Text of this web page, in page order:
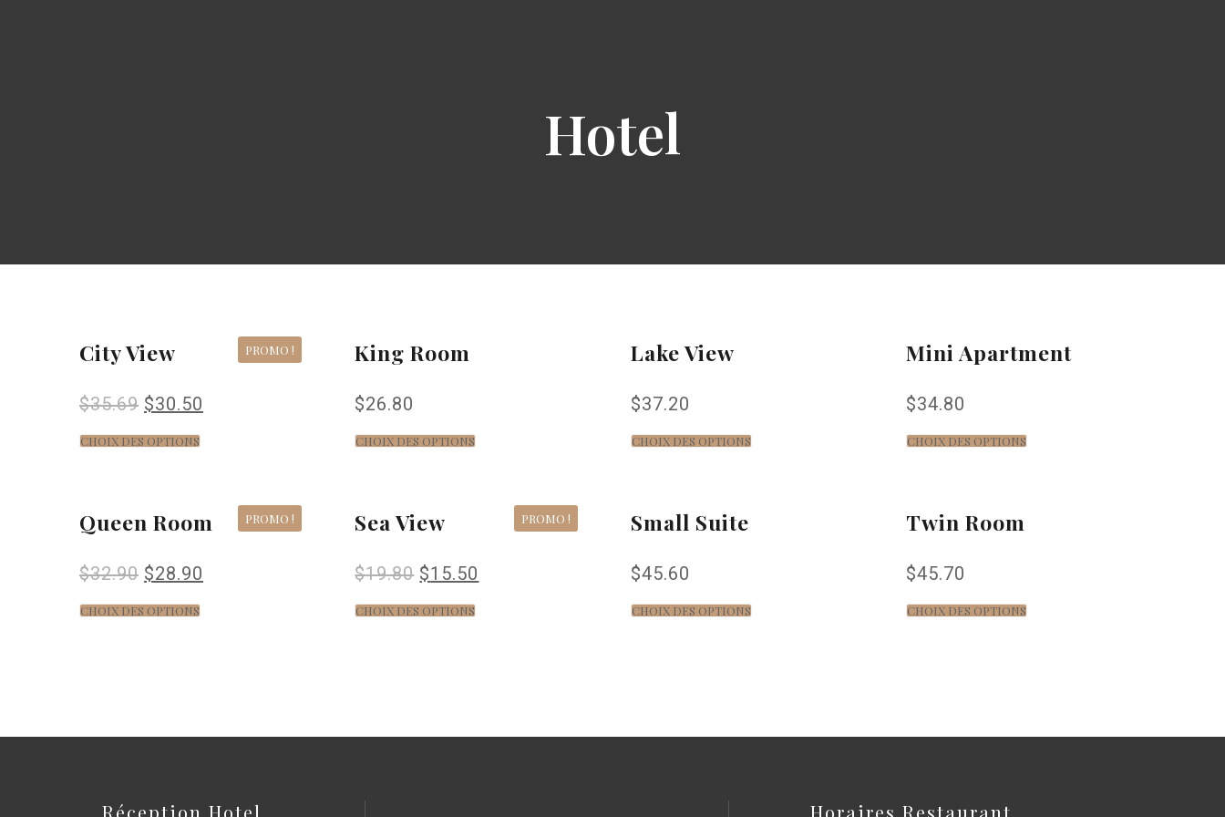
Hotel
PROMO !
City View
$35.69 $30.50
CHOIX DES OPTIONS
King Room
$26.80
CHOIX DES OPTIONS
Lake View
$37.20
CHOIX DES OPTIONS
Mini Apartment
$34.80
CHOIX DES OPTIONS
PROMO !
Queen Room
$32.90 $28.90
CHOIX DES OPTIONS
PROMO !
Sea View
$19.80 $15.50
CHOIX DES OPTIONS
Small Suite
$45.60
CHOIX DES OPTIONS
Twin Room
$45.70
CHOIX DES OPTIONS
Réception Hotel Horaires Restaurant